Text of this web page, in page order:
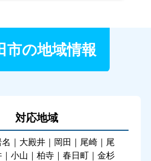
市の地域情報
対応地域
｜大殿井｜岡田｜尾崎｜尾
小山｜柏寺｜春日町｜金杉